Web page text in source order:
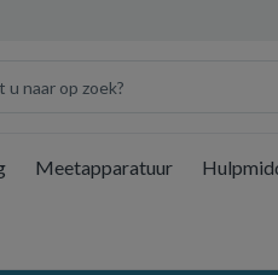
Meetapparatuur